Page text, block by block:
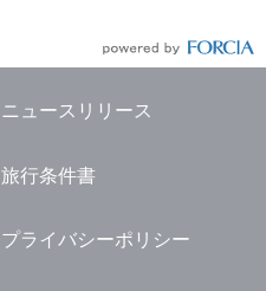
ニュースリリース
旅行条件書
プライバシーポリシー